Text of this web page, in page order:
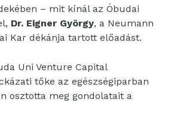
– mit kínál az Óbudai
Dr. Eigner György, a Neumann
Kar dékánja tartott előadást.
Uni Venture Capital
tőke az egészségiparban
osztotta meg gondolatait a